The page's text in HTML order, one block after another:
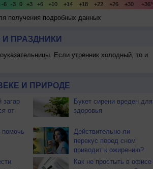
получения подробных данных
ПРАЗДНИКИ
Если утренник холодный, то и
И ПРИРОДЕ
загар
от
Букет сирени вреден для
здоровья
Действительно ли
перекус перед сном
приводит к ожирению?
Как не простыть в офисе